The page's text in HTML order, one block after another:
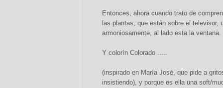
Entonces, ahora cuando trato de
las plantas, que están sobre el televisor,
armoniosamente, al lado esta la ventana.
Y colorín Colorado …..
(inspirado en María José, que pide a
insistiendo), y porque es ella una soft/